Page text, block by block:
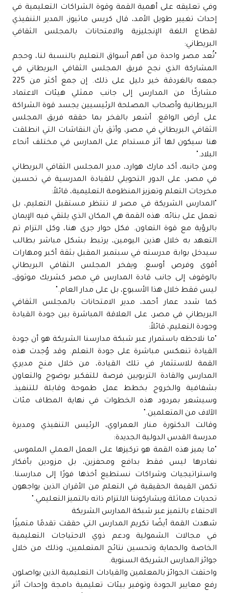
وفي تعليقه على أهمية القمة وقوة الشراكات التعليمية في
إحداث تغيير طويل الأمد، قال كريس ماثيوز، المدير التنفيذي
لقطاع اللغة الإنجليزية والامتحانات بالمجلس الثقافي
البريطاني:
"تُعد مصر واحدة من أهم أسواق التعليم بالنسبة لنا، وحجم
المشاركة الذي نجح فريق المجلس الثقافي البريطاني في
جمعه بالغردقة خير دليل على ذلك. إن جمع أكثر من 225
مشاركًا من المدارس إلى جانب ممثلي هيئات الاعتماد
البريطانية وأصحاب المصلحة الرئيسيين يجسد قوة الشراكة
على أرض الواقع. أشعر بالفخر بما حققه فريق المجلس
الثقافي البريطاني في مصر، وأثق بأن النقاشات التي انطلقت
هنا سيكون لها أثر مستدام على المدارس في مختلف أنحاء
البلاد."
ومن جانبه، أكد مارك هوارد، مدير المجلس الثقافي البريطاني
في مصر، على الدور التحويلي للقيادة المدرسية في تحسين
مخرجات التعلم وتعزيز المنظومة التعليمية، قائلاً:
"المدارس الشريكة في مصر لا تنتظر مستقبل التعليم، بل
تعمل على بنائه. هذه القمة هي المكان الذي يلتقي فيه الإيمان
بالرؤية مع قوة التعاون. فكل حوار جرى هنا، وكل التزام تم
التعهد به خلال هذين اليومين، يرتبط بشكل مباشر بطالب
سيدخل بوابة مدرسته في سبتمبر المقبل بثقة أكبر ومهارات
أقوى وفرص أوسع. ويفخر المجلس الثقافي البريطاني
بالوقوف إلى جانب قادة المدارس في مصر كشريك موثوق،
ليس فقط خلال هذا الأسبوع، بل على مدار العام."
كما شدد عمار أحمد، مدير الامتحانات بالمجلس الثقافي
البريطاني في مصر، على العلاقة المباشرة بين جودة القيادة
وجودة التعليم، قائلاً:
"ما نلاحظه باستمرار عبر شبكة مدارسنا الشريكة هو أن جودة
القيادة تنعكس مباشرة على جودة التعلم. وقد وُجدت هذه
القمة للاستثمار في تلك القيادة، من خلال منح مديري
المدارس والقادة التربويين فرصة للتفكير بوضوح والتعاون
بشفافية والخروج بخطط عمل طموحة وقابلة للتنفيذ.
وسيشعر بمردود هذه الخطوات في نهاية المطاف مئات
الآلاف من المتعلمين."
وقالت الدكتورة منار العمراوي، الرئيس التنفيذي ومديرة
مدرسة القدس الدولية الجديدة:
"ما يميز هذه القمة هو تركيزها على العمل العملي الملموس.
نغادرها ليس فقط بدافع ومحفزين، بل مزودين بأفكار
واستراتيجيات وشراكات نستطيع أخذها فورًا إلى مدارسنا.
تكمن القيمة الحقيقية في التعلم من الأقران الذين يواجهون
تحديات مماثلة ويشاركوننا الالتزام ذاته بالتميز التعليمي."
الاحتفاء بالتميز عبر شبكة المدارس الشريكة
شهدت القمة أيضًا تكريم المدارس التي حققت تقدمًا متميزًا
في مجالات الشمولية ودعم ذوي الاحتياجات التعليمية
الخاصة والحماية وتحسين نتائج المتعلمين، وذلك من خلال
جوائز المدارس الشريكة السنوية.
واحتفت الجوائز بالمعلمين والقيادات التعليمية الذين يواصلون
رفع معايير الجودة وتوفير بيئات تعليمية دامجة وإحداث أثر